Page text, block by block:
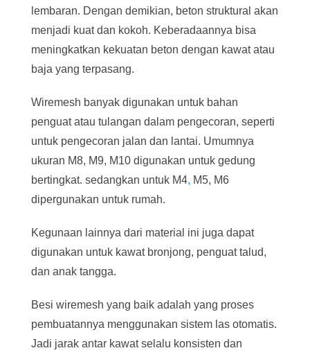
lembaran. Dengan demikian, beton struktural akan
menjadi kuat dan kokoh. Keberadaannya bisa
meningkatkan kekuatan beton dengan kawat atau
baja yang terpasang.
Wiremesh banyak digunakan untuk bahan
penguat atau tulangan dalam pengecoran, seperti
untuk pengecoran jalan dan lantai. Umumnya
ukuran M8, M9, M10 digunakan untuk gedung
bertingkat. sedangkan untuk M4, M5, M6
dipergunakan untuk rumah.
Kegunaan lainnya dari material ini juga dapat
digunakan untuk kawat bronjong, penguat talud,
dan anak tangga.
Besi wiremesh yang baik adalah yang proses
pembuatannya menggunakan sistem las otomatis.
Jadi jarak antar kawat selalu konsisten dan